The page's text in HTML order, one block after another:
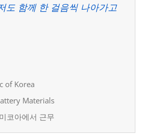
도 함께 한 걸음씩 나아가고
of Korea
Materials
코아에서 근무